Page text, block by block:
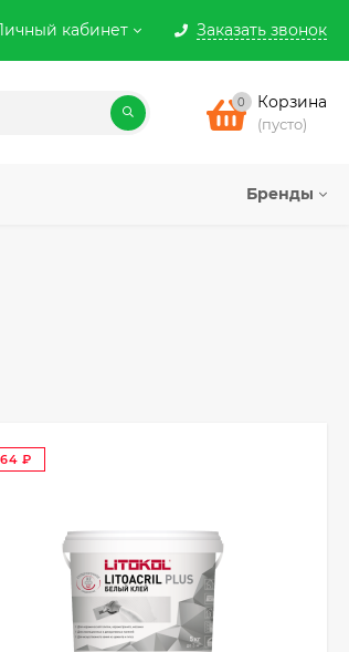
кабинет Заказать звонок
0 Корзина
(пусто)
Бренды